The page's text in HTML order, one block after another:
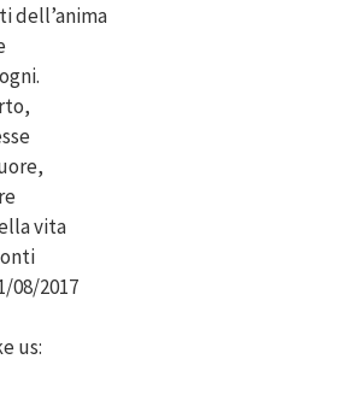
dell’anima
vita
08/2017
us: